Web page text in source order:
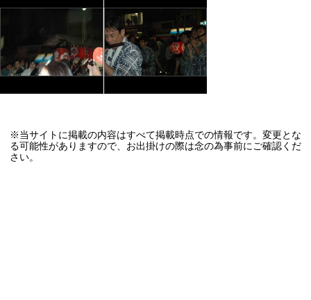
※当サイトに掲載の内容はすべて掲載時点での情報です。変更とな
る可能性がありますので、お出掛けの際は念の為事前にご確認くだ
さい。